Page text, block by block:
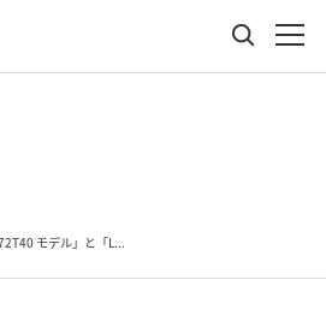
モデル」と「L...